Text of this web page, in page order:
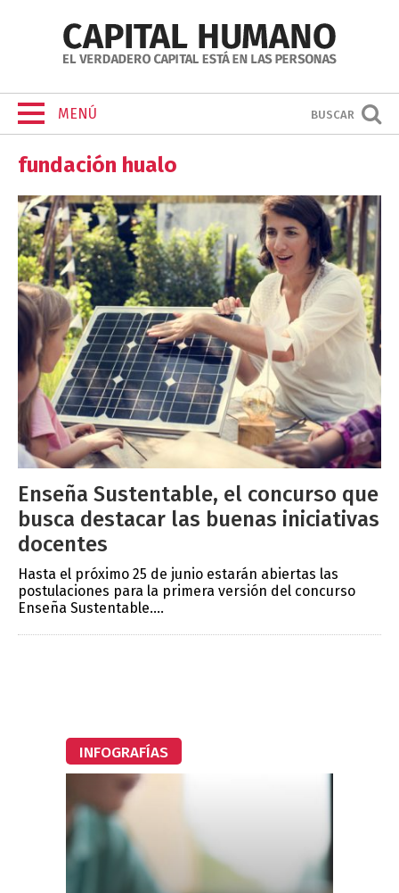
MENÚ BUSCAR
fundación hualo
Enseña Sustentable, el concurso que
busca destacar las buenas iniciativas
docentes
Hasta el próximo 25 de junio estarán abiertas las
postulaciones para la primera versión del concurso
Enseña Sustentable....
INFOGRAFÍAS